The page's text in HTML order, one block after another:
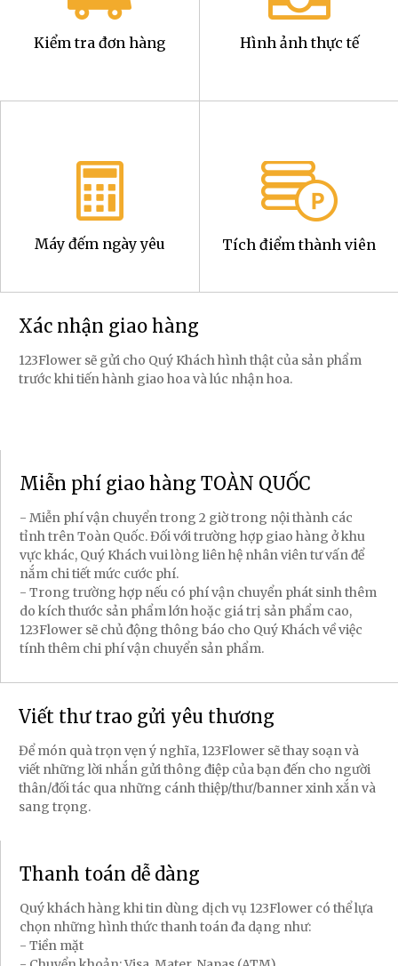
Kiểm tra đơn hàng Hình ảnh thực tế
Máy đếm ngày yêu Tích điểm thành viên
Xác nhận giao hàng
123Flower sẽ gửi cho Quý Khách hình thật của sản phẩm
trước khi tiến hành giao hoa và lúc nhận hoa.
Miễn phí giao hàng TOÀN QUỐC
- Miễn phí vận chuyển trong 2 giờ trong nội thành các
tỉnh trên Toàn Quốc. Đối với trường hợp giao hàng ở khu
vực khác, Quý Khách vui lòng liên hệ nhân viên tư vấn để
nắm chi tiết mức cước phí.
- Trong trường hợp nếu có phí vận chuyển phát sinh thêm
do kích thước sản phẩm lớn hoặc giá trị sản phẩm cao,
123Flower sẽ chủ động thông báo cho Quý Khách về việc
tính thêm chi phí vận chuyển sản phẩm.
Viết thư trao gửi yêu thương
Để món quà trọn vẹn ý nghĩa, 123Flower sẽ thay soạn và
viết những lời nhắn gửi thông điệp của bạn đến cho người
thân/đối tác qua những cánh thiệp/thư/banner xinh xắn và
sang trọng.
Thanh toán dễ dàng
Quý khách hàng khi tin dùng dịch vụ 123Flower có thể lựa
chọn những hình thức thanh toán đa dạng như:
- Tiền mặt